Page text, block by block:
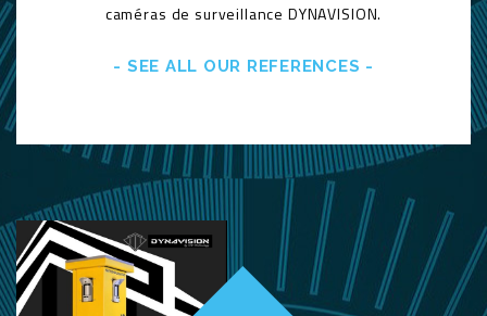
caméras de surveillance DYNAVISION.
- SEE ALL OUR REFERENCES -